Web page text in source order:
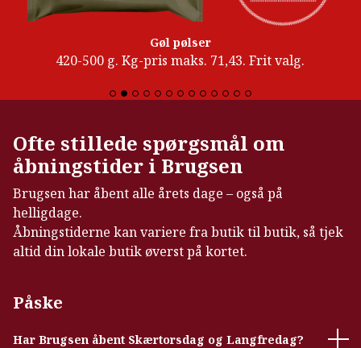
Gøl pølser
420-500 g. Kg-pris maks. 71,43. Frit valg.
Ofte stillede spørgsmål om
åbningstider i Brugsen
Brugsen har åbent alle årets dage – også på
helligdage.
Åbningstiderne kan variere fra butik til butik, så tjek
altid din lokale butik øverst på kortet.
Påske
Har Brugsen åbent Skærtorsdag og Langfredag?